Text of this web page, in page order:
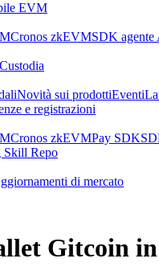
EVM
Cronos zkEVMSDK agente
Custodia
Novità sui prodottiEventi
e registrazioni
Cronos zkEVMPay SDK
Skill Repo
di mercato
Gitcoin